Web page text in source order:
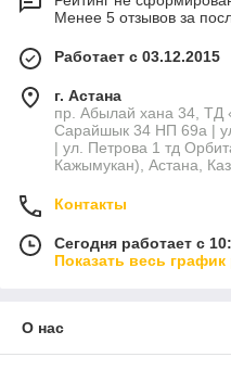
Менее 5 отзывов за
Работает с 03.12.2015
г. Астана
пр. Абылай хана 34, ТД
Сарайшык 34 НП 69а |
| ул. Петрова 1 тд
Кажымукан), Астана,
Контакты
Сегодня работает с
Показать весь
О нас